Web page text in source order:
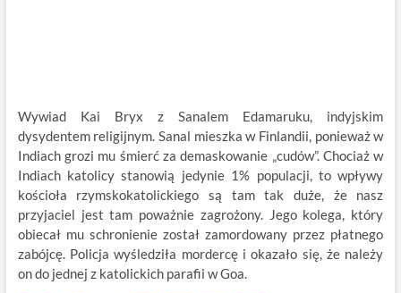
Wywiad Kai Bryx z Sanalem Edamaruku, indyjskim
dysydentem religijnym. Sanal mieszka w Finlandii, ponieważ w
Indiach grozi mu śmierć za demaskowanie „cudów”. Chociaż w
Indiach katolicy stanowią jedynie 1% populacji, to wpływy
kościoła rzymskokatolickiego są tam tak duże, że nasz
przyjaciel jest tam poważnie zagrożony. Jego kolega, który
obiecał mu schronienie został zamordowany przez płatnego
zabójcę. Policja wyśledziła mordercę i okazało się, że należy
on do jednej z katolickich parafii w Goa.